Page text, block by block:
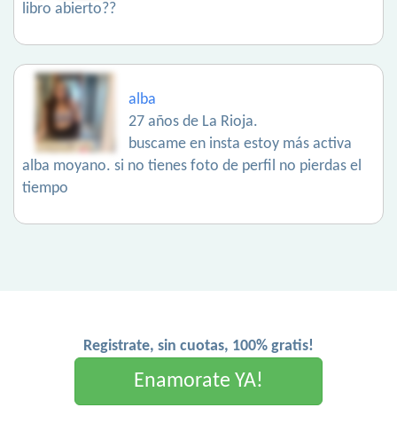
libro abierto??
alba
27 años de La Rioja.
buscame en insta estoy más activa
alba moyano. si no tienes foto de perfil no pierdas el
tiempo
Registrate, sin cuotas, 100% gratis!
Enamorate YA!